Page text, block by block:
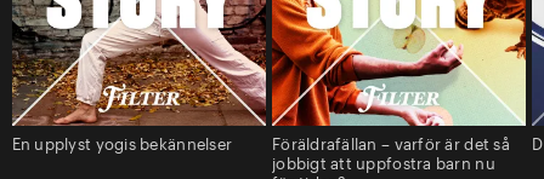
En upplyst yogis bekännelser
Föräldrafällan – varför är det så
jobbigt att uppfostra barn nu